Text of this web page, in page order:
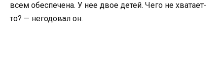
всем обеспечена. У нее двое детей. Чего не хватает-
то? — негодовал он.